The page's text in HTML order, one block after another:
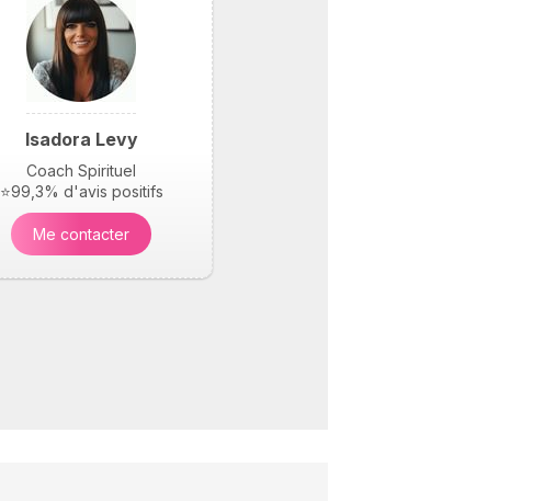
Isadora Levy
Coach Spirituel
⭐99,3% d'avis positifs
Me contacter